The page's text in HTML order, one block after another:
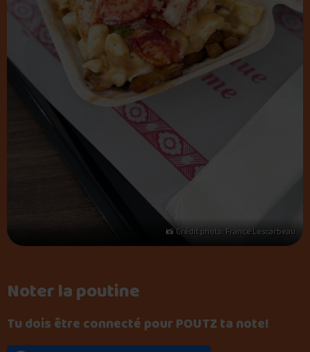
Noter la poutine
Tu dois être connecté pour POUTZ ta note!
📸 Crédit photo : France Lescarbeau